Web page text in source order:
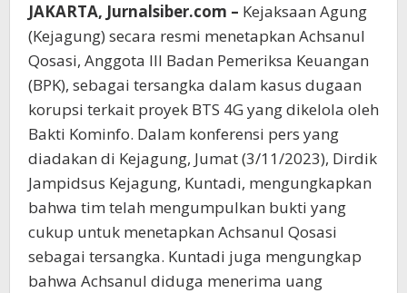
JAKARTA, Jurnalsiber.com – Kejaksaan Agung
(Kejagung) secara resmi menetapkan Achsanul
Qosasi, Anggota III Badan Pemeriksa Keuangan
(BPK), sebagai tersangka dalam kasus dugaan
korupsi terkait proyek BTS 4G yang dikelola oleh
Bakti Kominfo. Dalam konferensi pers yang
diadakan di Kejagung, Jumat (3/11/2023), Dirdik
Jampidsus Kejagung, Kuntadi, mengungkapkan
bahwa tim telah mengumpulkan bukti yang
cukup untuk menetapkan Achsanul Qosasi
sebagai tersangka. Kuntadi juga mengungkap
bahwa Achsanul diduga menerima uang